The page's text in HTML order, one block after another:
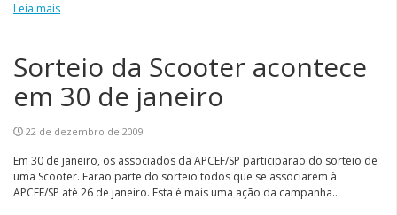
Leia mais
Sorteio da Scooter acontece
em 30 de janeiro
22 de dezembro de 2009
Em 30 de janeiro, os associados da APCEF/SP participarão do sorteio de
uma Scooter. Farão parte do sorteio todos que se associarem à
APCEF/SP até 26 de janeiro. Esta é mais uma ação da campanha...